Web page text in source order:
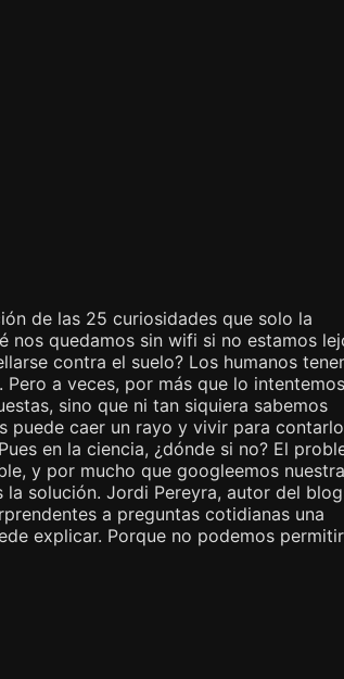
de las 25 curiosidades que solo la
nos quedamos sin wifi si no estamos
contra el suelo? Los humanos
a veces, por más que lo
sino que ni tan siquiera sabemos
puede caer un rayo y vivir para
en la ciencia, ¿dónde si no? El
y por mucho que googleemos
la solución. Jordi Pereyra, autor del
a preguntas cotidianas una
explicar. Porque no podemos permitir